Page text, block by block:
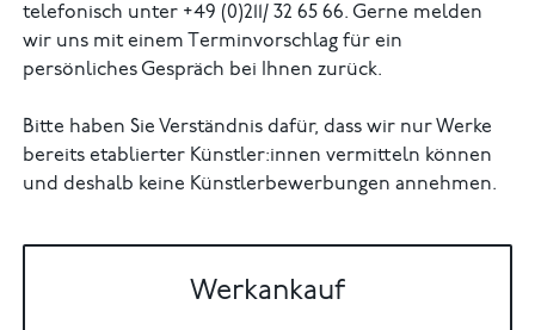
telefonisch unter +49 (0)211/ 32 65 66. Gerne melden
wir uns mit einem Terminvorschlag für ein
persönliches Gespräch bei Ihnen zurück.
Bitte haben Sie Verständnis dafür, dass wir nur Werke
bereits etablierter Künstler:innen vermitteln können
und deshalb keine Künstlerbewerbungen annehmen.
Werkankauf